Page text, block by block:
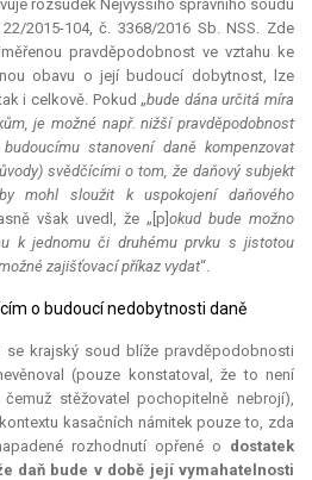
rozsudek Nejvyššího správního soudu
2015-104, č. 3368/2016 Sb. NSS. Zde
pravděpodobnost ve vztahu ke
obavu o její budoucí dobytnost, lze
i celkově. Pokud „bude dána určitá míra
je možné např. nižší pravděpodobnost
stanovení daně kompenzovat
svědčícími o tom, že daňový subjekt
mohl sloužit k uspokojení daňového
však uvedl, že „[p] okud bude možno
k jednomu či druhému prvku s jistotou
zajišťovací příkaz vydat“.
o budoucí nedobytnosti daně
se krajský soud blíže pravděpodobnosti
(pouze konstatoval, že to není
stěžovatel pochopitelně nebrojí),
kasačních námitek pouze to, zda
rozhodnutí opřené o dostatek
daň bude v době její vymahatelnosti